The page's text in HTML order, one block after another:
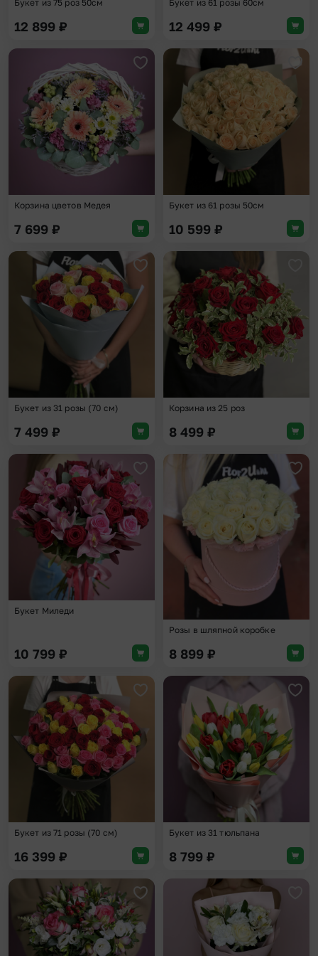
Букет из 75 роз 50см
12 899 ₽
Букет из 61 розы 60см
12 499 ₽
Добавить в избранное
Корзина цветов Медея
7 699 ₽
Букет из 61 розы 50см
10 599 ₽
Добавить в избранное
Букет из 31 розы (70 см)
7 499 ₽
Корзина из 25 роз
8 499 ₽
Добавить в избранное
Букет Миледи
10 799 ₽
Розы в шляпной коробке
8 899 ₽
Добавить в избранное
Букет из 71 розы (70 см)
16 399 ₽
Букет из 31 тюльпана
8 799 ₽
Добавить в избранное